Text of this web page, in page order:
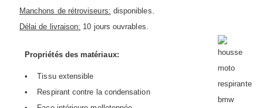
Manchons de rétroviseurs: disponibles.
Délai de livraison: 10 jours ouvrables.
Propriétés des matériaux:
• Tissu extensible
• Respirant contre la condensation